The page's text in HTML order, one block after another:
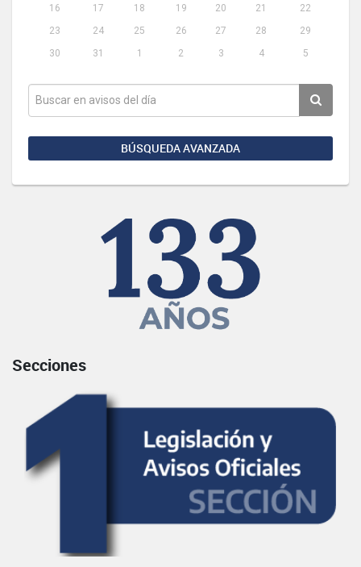
16
17 18 19 20 21
22
23
24 25 26 27 28
29
30
31 1 2 3 4 5
BÚSQUEDA AVANZADA
Secciones